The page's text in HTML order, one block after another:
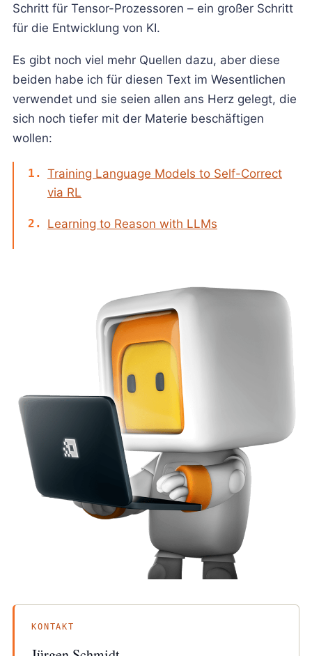
Schritt für Tensor-Prozessoren – ein großer Schritt
für die Entwicklung von KI.
Es gibt noch viel mehr Quellen dazu, aber diese
beiden habe ich für diesen Text im Wesentlichen
verwendet und sie seien allen ans Herz gelegt, die
sich noch tiefer mit der Materie beschäftigen
wollen:
Training Language Models to Self-Correct
via RL
Learning to Reason with LLMs
KONTAKT